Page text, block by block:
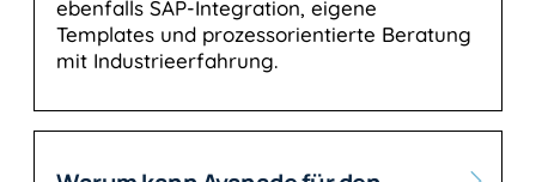
ebenfalls SAP-Integration, eigene
Templates und prozessorientierte Beratung
mit Industrieerfahrung.